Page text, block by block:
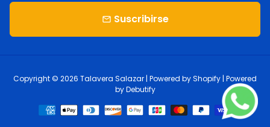
email Suscribirse
Copyright © 2026 Talavera Salazar | Powered byShopify | Powered
byDebutify
Métodos